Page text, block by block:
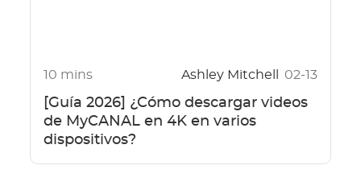
10 mins Ashley Mitchell 02-13
[Guía 2026] ¿Cómo descargar videos
de MyCANAL en 4K en varios
dispositivos?